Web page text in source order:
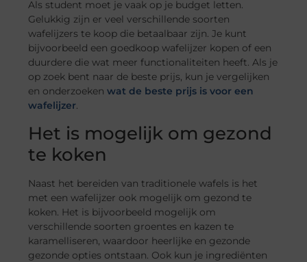
Als student moet je vaak op je budget letten.
Gelukkig zijn er veel verschillende soorten
wafelijzers te koop die betaalbaar zijn. Je kunt
bijvoorbeeld een goedkoop wafelijzer kopen of een
duurdere die wat meer functionaliteiten heeft. Als je
op zoek bent naar de beste prijs, kun je vergelijken
en onderzoekenwat de beste prijs is voor een
wafelijzer.
Het is mogelijk om gezond
te koken
Naast het bereiden van traditionele wafels is het
met een wafelijzer ook mogelijk om gezond te
koken. Het is bijvoorbeeld mogelijk om
verschillende soorten groentes en kazen te
karamelliseren, waardoor heerlijke en gezonde
gezonde opties ontstaan. Ook kun je ingrediënten